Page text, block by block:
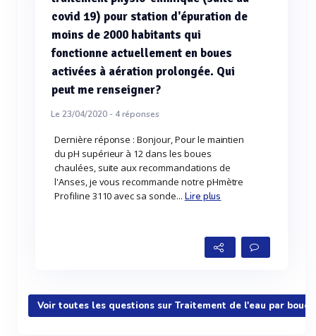
covid 19) pour station d'épuration de
moins de 2000 habitants qui
fonctionne actuellement en boues
activées à aération prolongée. Qui
peut me renseigner?
Le 23/04/2020 - 4réponses
Dernière réponse : Bonjour, Pour le maintien
du pH supérieur à 12 dans les boues
chaulées, suite aux recommandations de
l'Anses, je vous recommande notre pHmètre
Profiline 3110 avec sa sonde... Lire plus
Voir toutes les questions sur Traitement de l'eau par